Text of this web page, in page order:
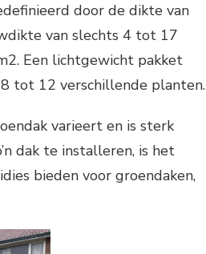
door de dikte van
van slechts 4 tot 17
Een lichtgewicht pakket
tot 12 verschillende planten.
varieert en is sterk
dak te installeren, is het
bieden voor groendaken,